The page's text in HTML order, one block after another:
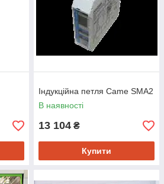
Індукційна петля Came SMA2
В наявності
13 104 ₴
Купити